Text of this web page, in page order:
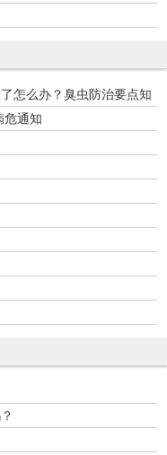
怎么办？臭虫防治要点知
危通知